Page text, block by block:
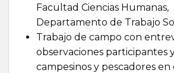
Facultad Ciencias Humanas,
Departamento de Trabajo
Trabajo de campo con
observaciones participantes
campesinos y pescadores en